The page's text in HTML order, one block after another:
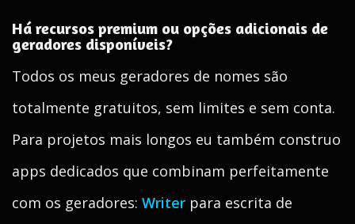
Há recursos premium ou opções adicionais de
geradores disponíveis?
Todos os meus geradores de nomes são
totalmente gratuitos, sem limites e sem conta.
Para projetos mais longos eu também construo
apps dedicados que combinam perfeitamente
com os geradores: Writer para escrita de